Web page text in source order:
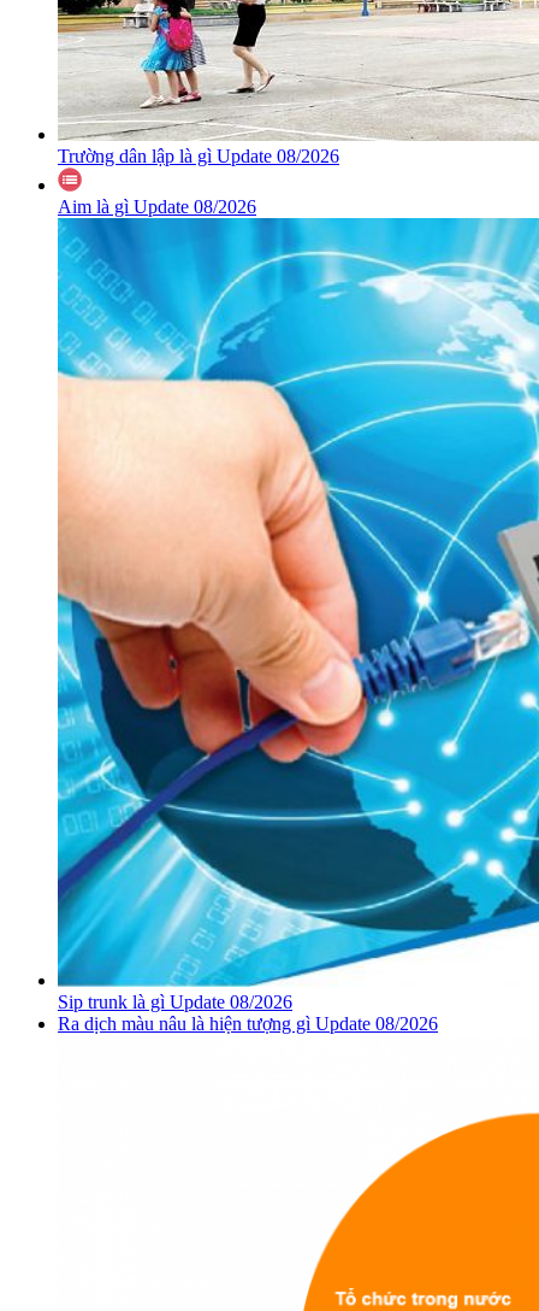
Trường dân lập là gì Update 08/2026
Aim là gì Update 08/2026
Sip trunk là gì Update 08/2026
Ra dịch màu nâu là hiện tượng gì Update 08/2026